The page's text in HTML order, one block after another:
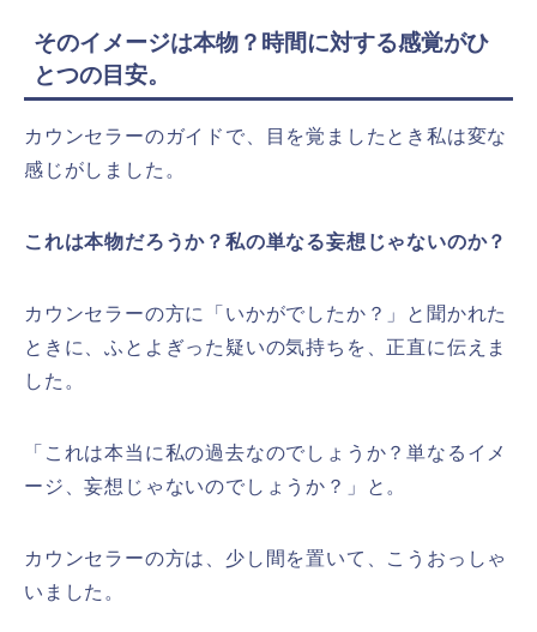
そのイメージは本物？時間に対する感覚がひ
とつの目安。
カウンセラーのガイドで、目を覚ましたとき私は変な
感じがしました。
これは本物だろうか？私の単なる妄想じゃないのか？
カウンセラーの方に「いかがでしたか？」と聞かれた
ときに、ふとよぎった疑いの気持ちを、正直に伝えま
した。
「これは本当に私の過去なのでしょうか？単なるイメ
ージ、妄想じゃないのでしょうか？」と。
カウンセラーの方は、少し間を置いて、こうおっしゃ
いました。